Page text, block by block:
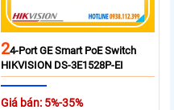
24-Port GE Smart PoE Switch
HIKVISION DS-3E1528P-EI
Giá bán: 5%-35%